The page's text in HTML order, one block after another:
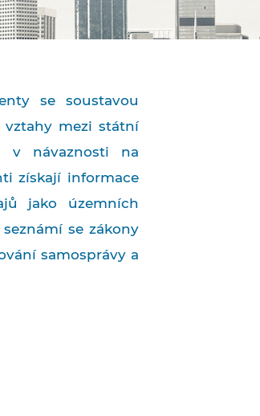
se soustavou
vztahy mezi státní
v návaznosti na
získají informace
jako územních
se zákony
samosprávy a